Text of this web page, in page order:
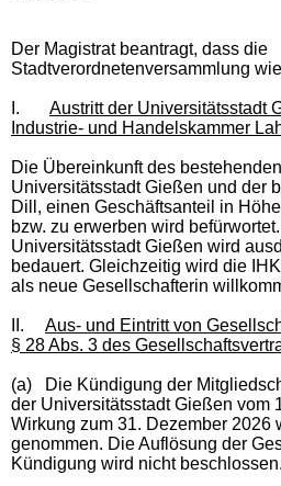
Der Magistrat beantragt, dass die
Stadtverordnetenversammlung
I.
Austritt der Universitätsstadt
Industrie- und Handelskammer
Die Übereinkunft des
Universitätsstadt Gießen und der
Dill, einen Geschäftsanteil in
bzw. zu erwerben wird
Universitätsstadt Gießen wird
bedauert. Gleichzeitig wird die
als neue Gesellschafterin
II.
Aus- und Eintritt von
§ 28 Abs. 3 des
(a)
Die Kündigung der
der Universitätsstadt Gießen vom
Wirkung zum 31. Dezember 2026
genommen. Die Auflösung der
Kündigung wird nicht beschlossen.